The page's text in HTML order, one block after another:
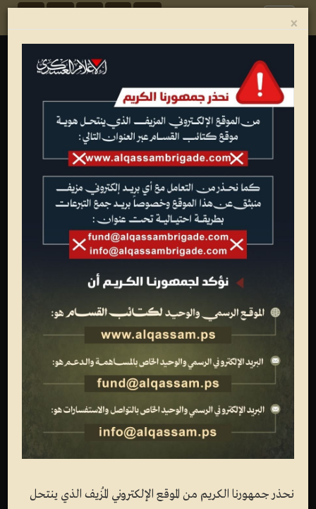
ألبوم الصور
شهداء القسام تصاميم فنية عمليات جهادية الجيل الأول للقسام
تدريبات وعروض عسكرية متفرقات وفاء الأحرار
×
نحذر جمهورنا الكريم من الموقع الإلكتروني المُزيف الذي ينتحل